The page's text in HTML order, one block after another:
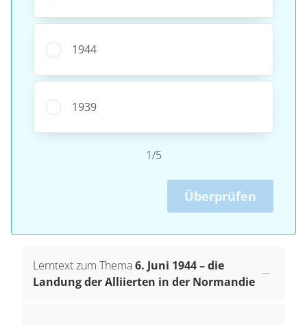
1944
1939
1/5
Überprüfen
Lerntext zum Thema6. Juni 1944 – die
Landung der Alliierten in der Normandie